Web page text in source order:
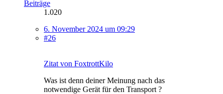
Beiträge
1.020
6. November 2024 um 09:29
#26
Zitat von FoxtrottKilo
Was ist denn deiner Meinung nach das
notwendige Gerät für den Transport ?